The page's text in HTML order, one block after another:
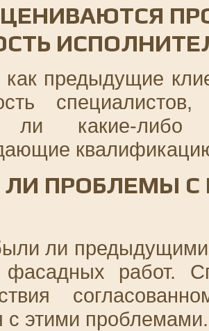
как предыдущие
ли какие-либо
ЛИ ПРОБЛЕМЫ
ли
фасадных работ.
с этими проблемами.